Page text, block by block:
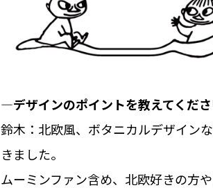
―デザインのポイントを教えてくださ
鈴木：北欧風、ボタニカルデザイン
きました。
ムーミンファン含め、北欧好きの方